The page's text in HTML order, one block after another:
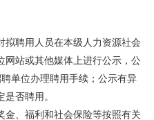
聘用人员在本级人力资源社会
网站或其他媒体上进行公示，公
单位办理聘用手续；公示有异
否聘用。
、福利和社会保险等按照有关